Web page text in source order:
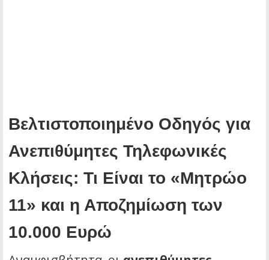
Βελτιστοποιημένο Οδηγός για
Ανεπιθύμητες Τηλεφωνικές
Κλήσεις: Τι Είναι το «Μητρώο
11» και η Αποζημίωση των
10.000 Ευρώ